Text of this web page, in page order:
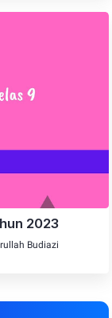
2023
Budiazi